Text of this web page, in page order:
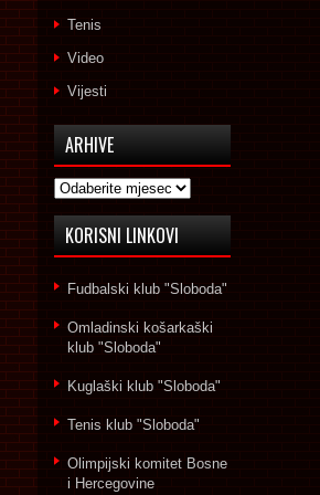
Tenis
Video
Vijesti
ARHIVE
Arhive
KORISNI LINKOVI
Fudbalski klub "Sloboda"
Omladinski košarkaški
klub "Sloboda"
Kuglaški klub "Sloboda"
Tenis klub "Sloboda"
Olimpijski komitet Bosne
i Hercegovine